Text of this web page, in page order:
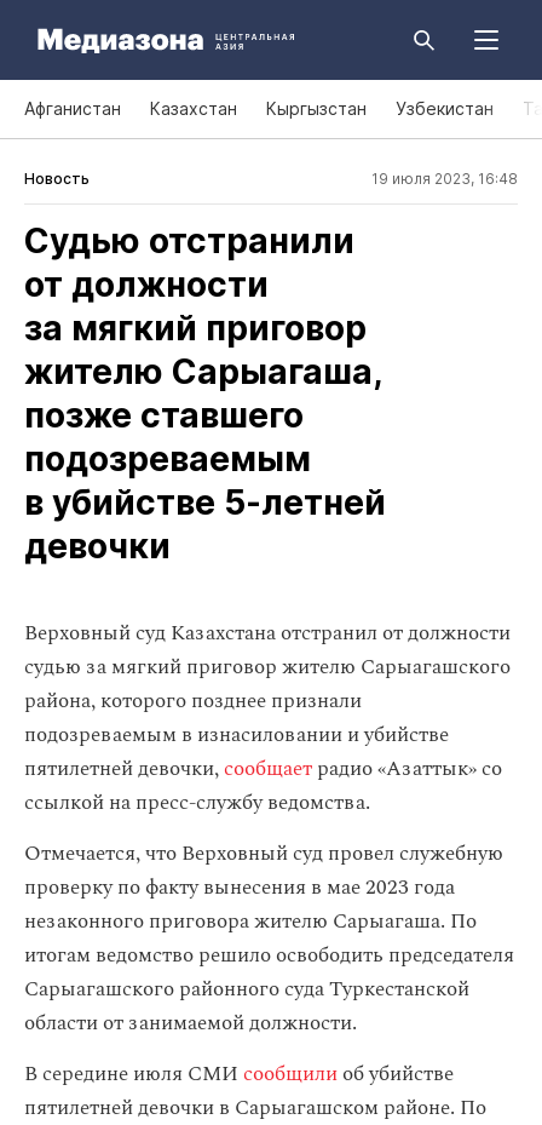
Афганистан Казахстан Кыргызстан Узбекистан
Новость 19 июля 2023, 16:48
Судью отстранили
от должности
за мягкий приговор
жителю Сарыагаша,
позже ставшего
подозреваемым
в убийстве 5‑летней
девочки
Верховный суд Казахстана отстранил от должности
судью за мягкий приговор жителю Сарыагашского
района, которого позднее признали
подозреваемым в изнасиловании и убийстве
пятилетней девочки,сообщаетрадио «Азаттык» со
ссылкой на пресс-службу ведомства.
Отмечается, что Верховный суд провел служебную
проверку по факту вынесения в мае 2023 года
незаконного приговора жителю Сарыагаша. По
итогам ведомство решило освободить председателя
Сарыагашского районного суда Туркестанской
области от занимаемой должности.
В середине июля СМИсообщилиоб убийстве
пятилетней девочки в Сарыагашском районе. По